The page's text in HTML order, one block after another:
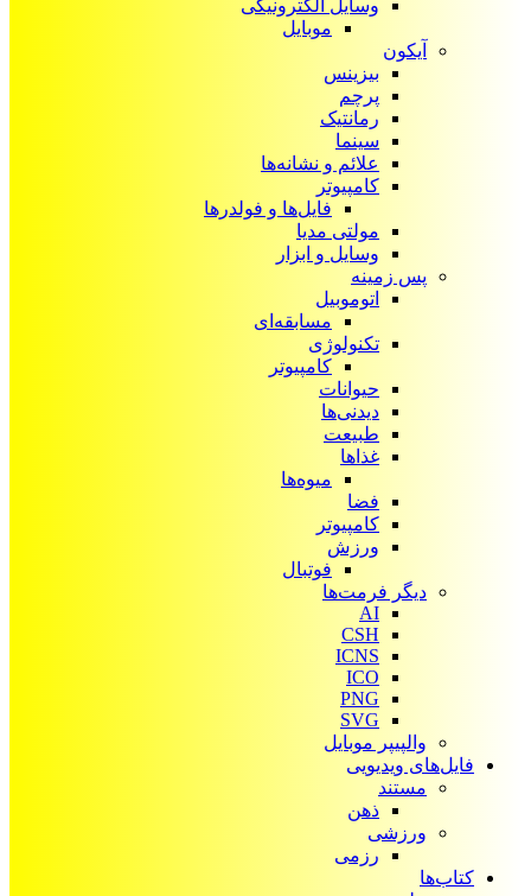
وسایل الکترونیکی
موبایل
آیکون‌
بیزینس
پرچم
رمانتیک
سینما
علائم و نشانه‌ها
کامپیوتر
فایل‌ها و فولدرها
مولتی مدیا
وسایل و ابزار
پس زمینه
اتوموبیل
مسابقه‌ای
تکنولوژی
کامپیوتر
حیوانات
دیدنی‌ها
طبیعت
غذاها
میوه‌ها
فضا
کامپیوتر
ورزش
فوتبال
دیگر فرمت‌ها
AI
CSH
ICNS
ICO
PNG
SVG
والپیپر موبایل
فایل‌های ویدیویی
مستند
ذهن
ورزشی
رزمی
کتاب‌ها